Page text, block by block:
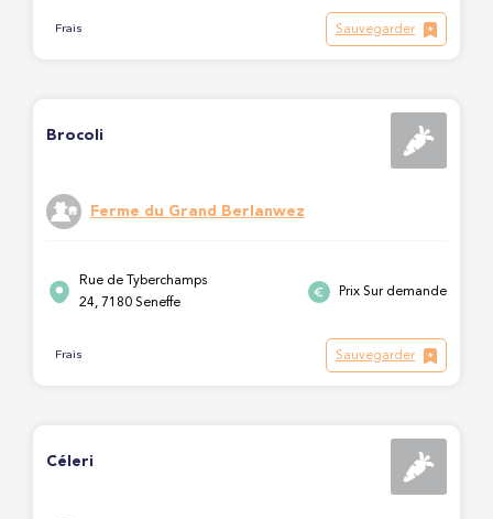
Frais Sauvegarder
Brocoli
Ferme du Grand Berlanwez
Rue de Tyberchamps
24, 7180 Seneffe
Prix Sur demande
Frais Sauvegarder
Céleri